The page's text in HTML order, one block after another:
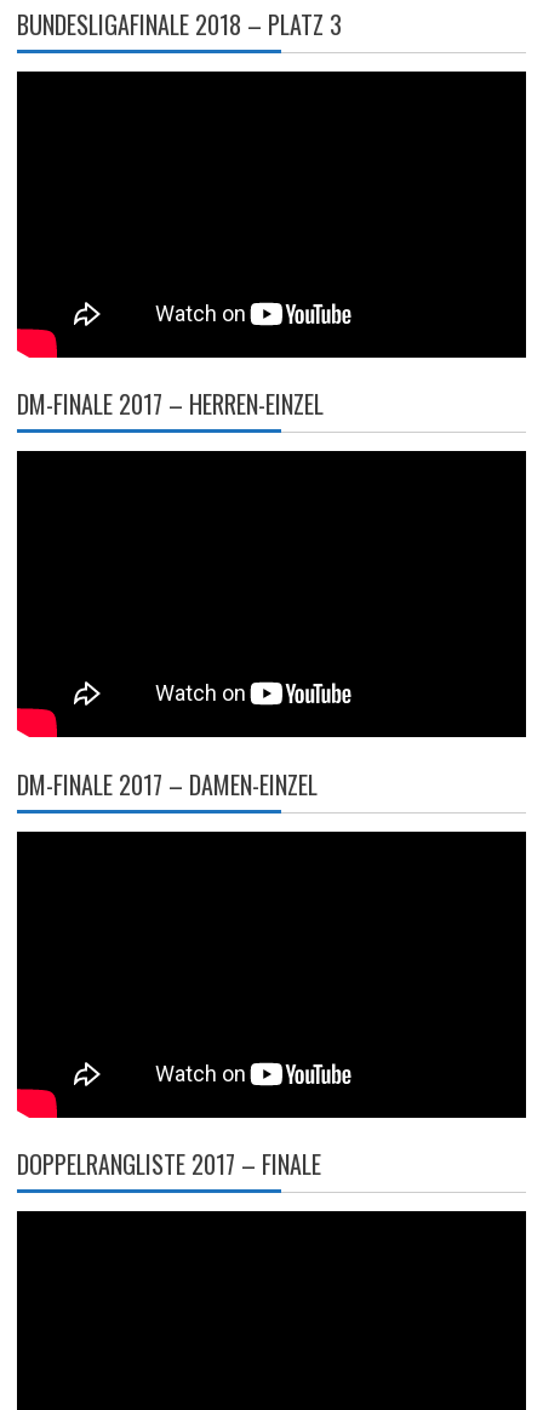
BUNDESLIGAFINALE 2018 – PLATZ 3
DM-FINALE 2017 – HERREN-EINZEL
DM-FINALE 2017 – DAMEN-EINZEL
DOPPELRANGLISTE 2017 – FINALE